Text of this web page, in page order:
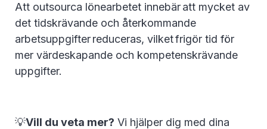
Att outsourca lönearbetet innebär att mycket av
det tidskrävande och återkommande
arbetsuppgifter reduceras, vilket frigör tid för
mer värdeskapande och kompetenskrävande
uppgifter.
💡Vill du veta mer? Vi hjälper dig med dina